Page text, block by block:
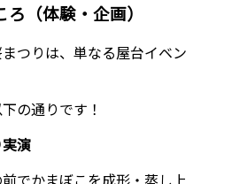
（体験・企画）
つりは、単なる屋台イベン
の通りです！
演
でかまぼこを成形・蒸し上